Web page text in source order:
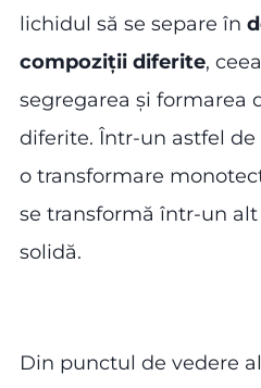
lichidul să se separe în
compoziții diferite,
segregarea și formarea
diferite. Într-un astfel de
o transformare
se transformă într-un
solidă.
Din punctul de vedere